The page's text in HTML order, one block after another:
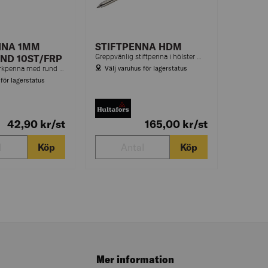
1MM
10ST/FRP
lagerstatus
42,90 kr/st
Köp
STIFTPENNA HDM
Välj varuhus för lagerstatus
165,00 kr/st
Köp
Mer information